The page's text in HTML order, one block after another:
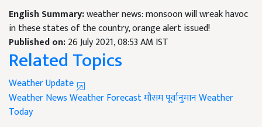
English Summary:weather news: monsoon will wreak havoc
in these states of the country, orange alert issued!
Published on:26 July 2021, 08:53 AM IST
Related Topics
Weather Update
Weather NewsWeather Forecastमौसम पूर्वानुमानWeather
Today